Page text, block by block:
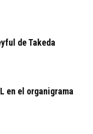
de Takeda
en el organigrama